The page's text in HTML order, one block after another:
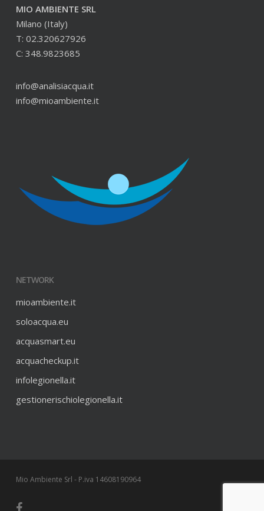
MIO AMBIENTE SRL
Milano (Italy)
T: 02.320627926
C: 348.9823685
info@analisiacqua.it
info@mioambiente.it
NETWORK
mioambiente.it
soloacqua.eu
acquasmart.eu
acquacheckup.it
infolegionella.it
gestionerischiolegionella.it
Mio Ambiente Srl - P.iva 14608190964
facebook